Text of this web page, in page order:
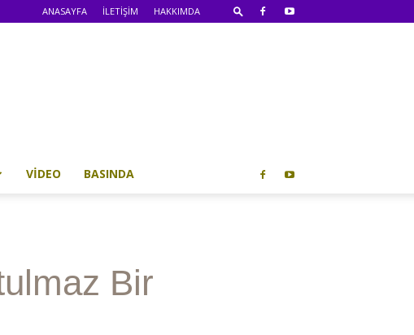
ANASAYFA İLETİŞİM HAKKIMDA
VIDEO BASINDA
Bir